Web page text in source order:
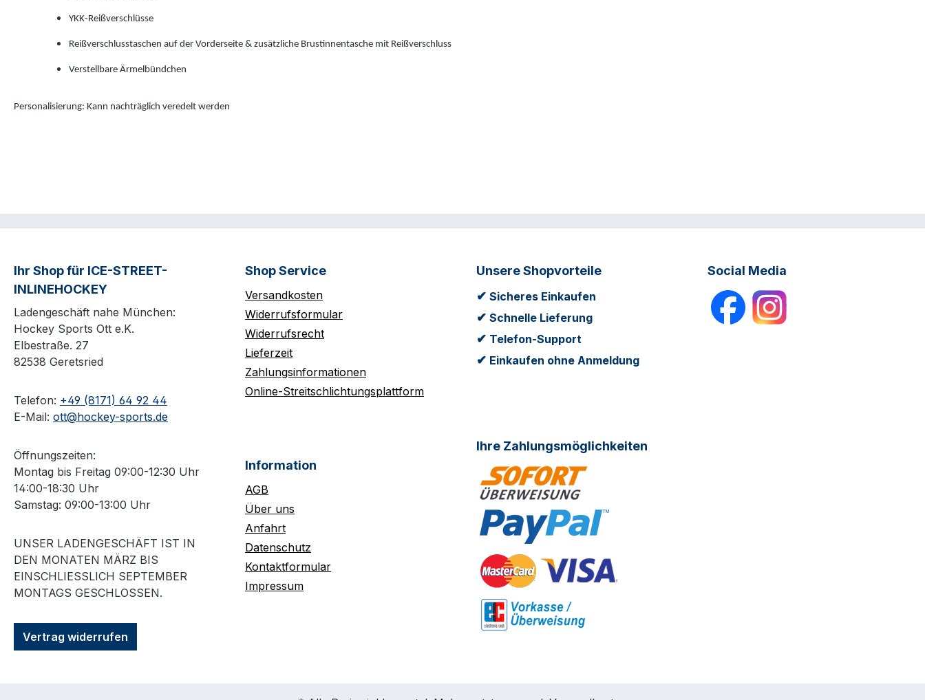
YKK-Reißverschlüsse
Reißverschlusstaschen auf der Vorderseite & zusätzliche Brustinnentasche mit Reißverschluss
Verstellbare Ärmelbündchen
Personalisierung: Kann nachträglich veredelt werden
Ihr Shop für ICE-STREET-
INLINEHOCKEY
Ladengeschäft nahe München:
Hockey Sports Ott e.K.
Elbestraße. 27
82538 Geretsried
Telefon: +49 (8171) 64 92 44
E-Mail: ott@hockey-sports.de
Öffnungszeiten:
Montag bis Freitag 09:00-12:30 Uhr
14:00-18:30 Uhr
Samstag: 09:00-13:00 Uhr
UNSER LADENGESCHÄFT IST IN
DEN MONATEN MÄRZ BIS
EINSCHLIESSLICH SEPTEMBER M
ONTAGS GESCHLOSSEN.
Vertrag widerrufen
Shop Service
Versandkosten
Widerrufsformular
Widerrufsrecht
Lieferzeit
Zahlungsinformationen
Online-Streitschlichtungsplattform
Information
AGB
Über uns
Anfahrt
Datenschutz
Kontaktformular
Impressum
Unsere Shopvorteile
✔ Sicheres Einkaufen
✔ Schnelle Lieferung
✔ Telefon-Support
✔ Einkaufen ohne Anmeldung
Ihre Zahlungsmöglichkeiten
Social Media